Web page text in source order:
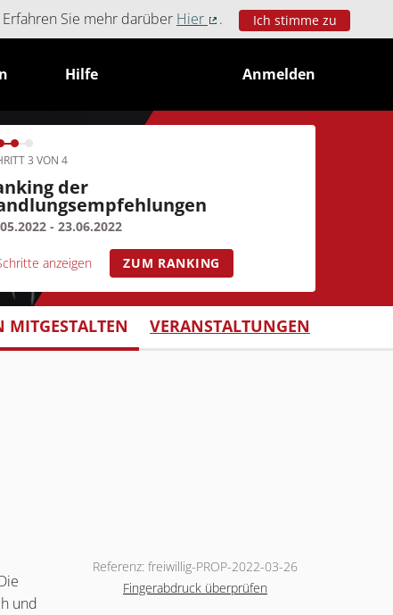
Sie mehr darüber Hier
(Externer Link)
. Ich stimme zu
Hilfe Anmelden
3 VON 4
der
- 23.06.2022
anzeigen ZUM RANKING
VERANSTALTUNGEN
und
Referenz: freiwillig-PROP-2022-03-26
Fingerabdruck überprüfen